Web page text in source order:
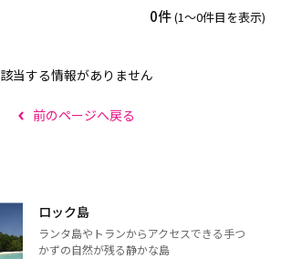
0件(1〜0件目を表示)
該当する情報がありません
前のページへ戻る
ロック島
ランタ島やトランからアクセスできる手つ
かずの自然が残る静かな島